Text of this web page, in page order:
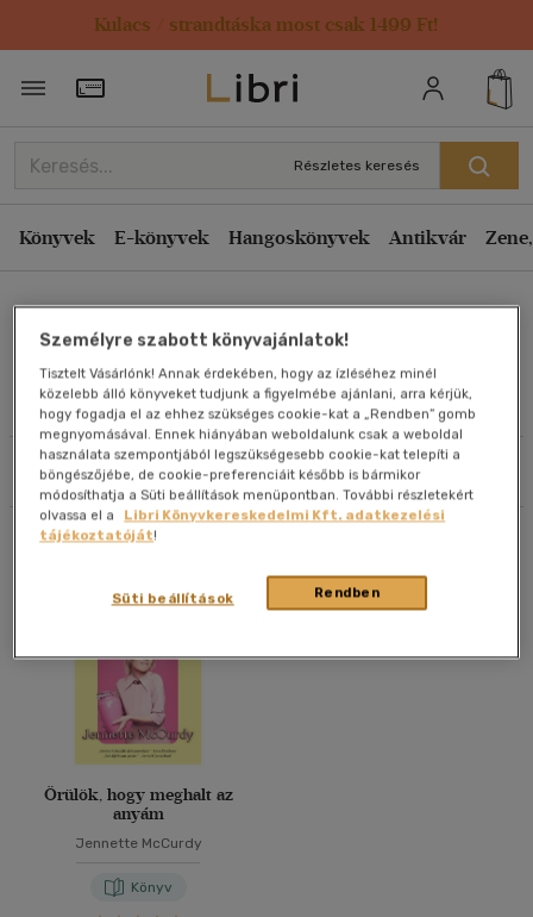
Kulacs / strandtáska most csak 1499 Ft!
Törzsvásárlói Kártya adatai
Részletes keresés
Könyvek E-könyvek Hangoskönyvek Antikvár
Jennette McCurdy
Művei
Szűrés Rendezés
Rendezés
Kiadás éve szerint csökkenő
Ár szerint csökkenő
Eladott darabszám szerint csökkenő
Eladott darabszám szerint növekvő
Cím szerint A-Z
Szerző szerint A-Z
Megjelenítés
20 db / oldal
Alkalmaz
Örülök, hogy meghalt az
anyám
Jennette McCurdy
Könyv
Személyre szabott könyvajánlatok!
Tisztelt Vásárlónk! Annak érdekében, hogy az ízléséhez minél
közelebb álló könyveket tudjunk a figyelmébe ajánlani, arra kérjük,
hogy fogadja el az ehhez szükséges cookie-kat a „Rendben” gomb
megnyomásával. Ennek hiányában weboldalunk csak a weboldal
használata szempontjából legszükségesebb cookie-kat telepíti a
böngészőjébe, de cookie-preferenciáit később is bármikor
módosíthatja a Süti beállítások menüpontban. További részletekért
olvassa el a
Libri Könyvkereskedelmi Kft. adatkezelési
tájékoztatóját!
Rendben
Süti beállítások